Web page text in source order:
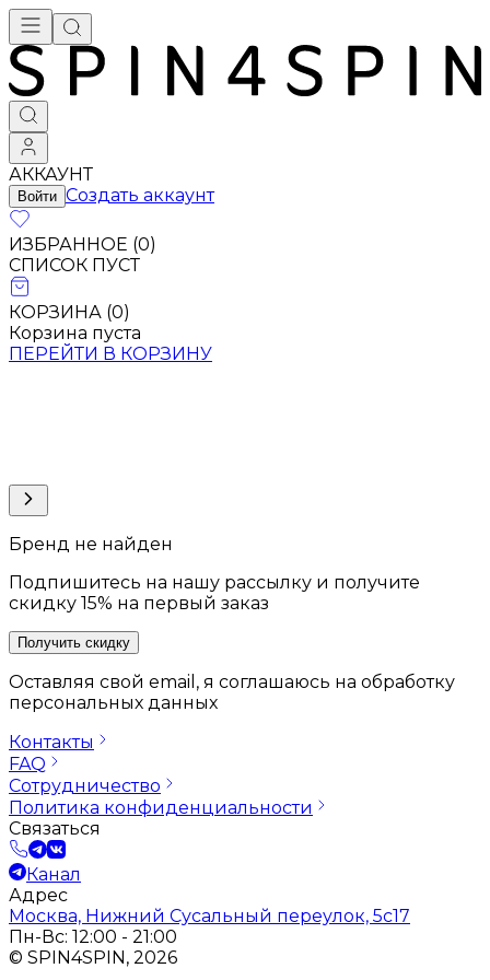
АККАУНТ
Войти Создать аккаунт
ИЗБРАННОЕ (0)
СПИСОК ПУСТ
КОРЗИНА (0)
Корзина пуста
ПЕРЕЙТИ В КОРЗИНУ
Бренд не найден
Подпишитесь на нашу рассылку и получите
скидку 15% на первый заказ
Получить скидку
Оставляя свой email, я соглашаюсь на обработку
персональных данных
Контакты
FAQ
Сотрудничество
Политика конфиденциальности
Связаться
Канал
Адрес
Москва, Нижний Сусальный переулок, 5с17
Пн-Вс: 12:00 - 21:00
© SPIN4SPIN, 2026
Брендовая одежда - купить в Москве